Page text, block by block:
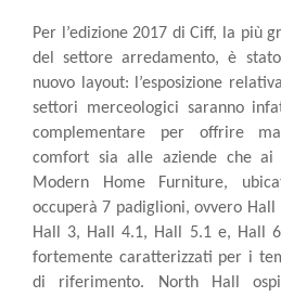
Per l’edizione 2017 di Ciff, la più
del settore arredamento, è
nuovo layout: l’esposizione
settori merceologici saranno
complementare per offrire
comfort sia alle aziende che
Modern Home Furniture,
occuperà 7 padiglioni, ovvero
Hall 3, Hall 4.1, Hall 5.1 e, Hall
fortemente caratterizzati per i
di riferimento. North Hall